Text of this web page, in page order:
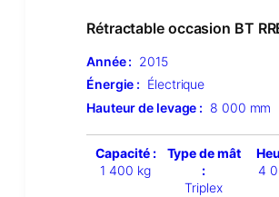
Rétractable occasion BT
Année : 2015
Énergie : Électrique
Hauteur de levage : 8 000 mm
Capacité :
1 400 kg
Type de mât
:
Triplex
4